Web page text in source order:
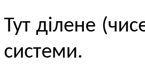
Тут ділене
системи.